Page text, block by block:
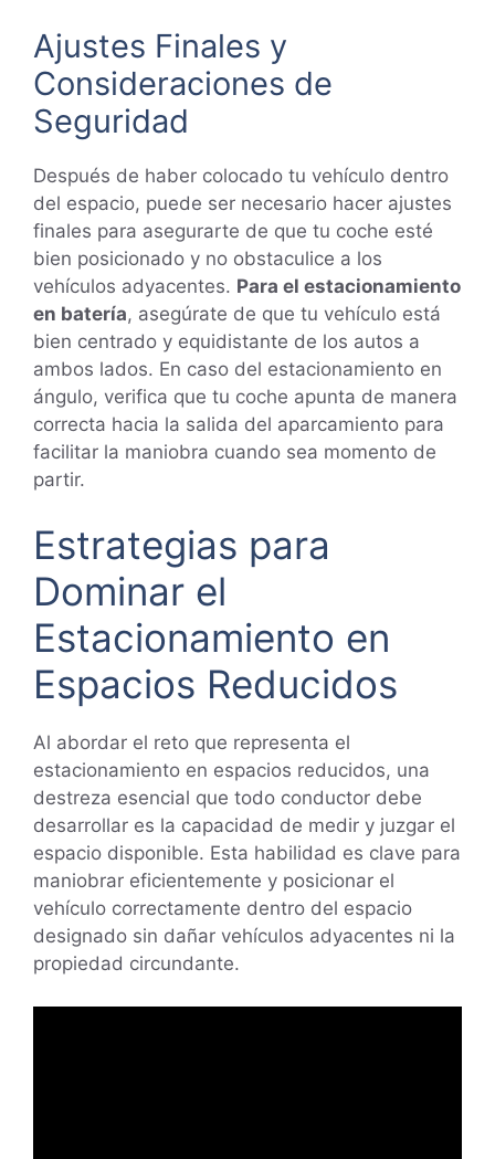
Ajustes Finales y
Consideraciones de
Seguridad
Después de haber colocado tu vehículo dentro
del espacio, puede ser necesario hacer ajustes
finales para asegurarte de que tu coche esté
bien posicionado y no obstaculice a los
vehículos adyacentes. Para el estacionamiento
en batería, asegúrate de que tu vehículo está
bien centrado y equidistante de los autos a
ambos lados. En caso del estacionamiento en
ángulo, verifica que tu coche apunta de manera
correcta hacia la salida del aparcamiento para
facilitar la maniobra cuando sea momento de
partir.
Estrategias para
Dominar el
Estacionamiento en
Espacios Reducidos
Al abordar el reto que representa el
estacionamiento en espacios reducidos, una
destreza esencial que todo conductor debe
desarrollar es la capacidad de medir y juzgar el
espacio disponible. Esta habilidad es clave para
maniobrar eficientemente y posicionar el
vehículo correctamente dentro del espacio
designado sin dañar vehículos adyacentes ni la
propiedad circundante.